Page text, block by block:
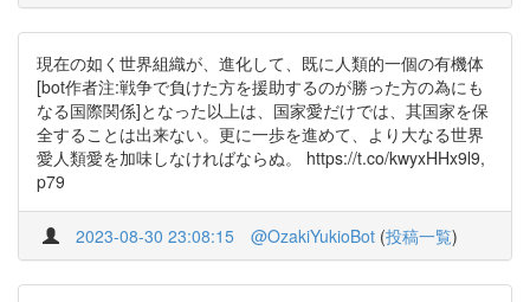
現在の如く世界組織が、進化して、既に人類的一個の有機体
[bot作者注:戦争で負けた方を援助するのが勝った方の為にも
なる国際関係]となった以上は、国家愛だけでは、其国家を保
全することは出来ない。更に一歩を進めて、より大なる世界
愛人類愛を加味しなければならぬ。 https://t.co/kwyxHHx9l9,
p79
2023-08-30 23:08:15 @OzakiYukioBot (投稿一覧)